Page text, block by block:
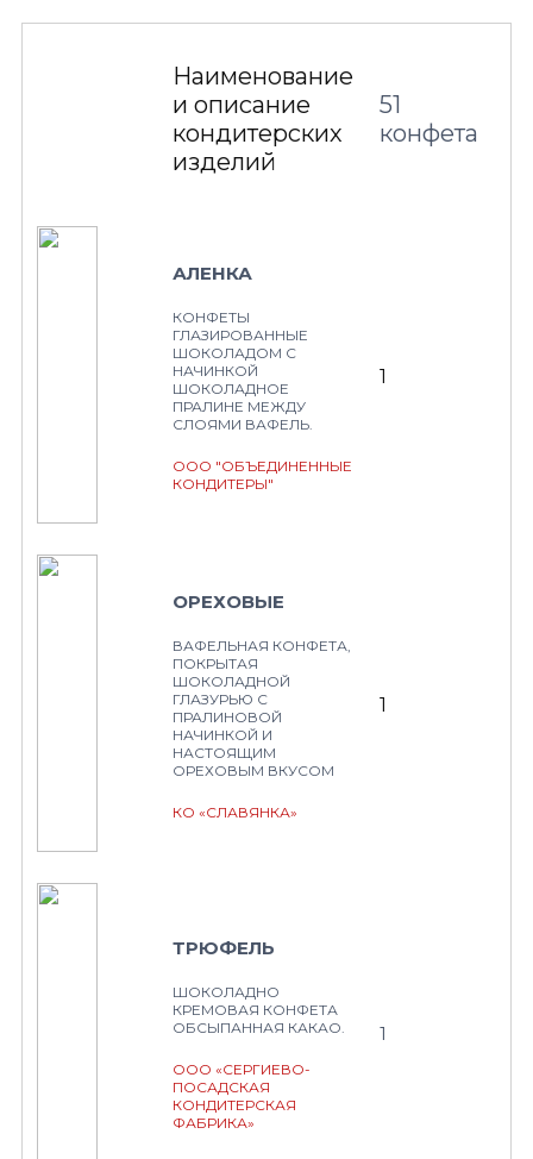
Наименование
и описание
кондитерских
изделий
51
конфета
АЛЕНКА
КОНФЕТЫ
ГЛАЗИРОВАННЫЕ
ШОКОЛАДОМ С
НАЧИНКОЙ
ШОКОЛАДНОЕ
ПРАЛИНЕ МЕЖДУ
СЛОЯМИ ВАФЕЛЬ.
ООО "ОБЪЕДИНЕННЫЕ
КОНДИТЕРЫ"
1
ОРЕХОВЫЕ
ВАФЕЛЬНАЯ КОНФЕТА,
ПОКРЫТАЯ
ШОКОЛАДНОЙ
ГЛАЗУРЬЮ С
ПРАЛИНОВОЙ
НАЧИНКОЙ И
НАСТОЯЩИМ
ОРЕХОВЫМ ВКУСОМ
КО «СЛАВЯНКА»
1
ТРЮФЕЛЬ
ШОКОЛАДНО
КРЕМОВАЯ КОНФЕТА
ОБСЫПАННАЯ КАКАО.
ООО «СЕРГИЕВО-
ПОСАДСКАЯ
КОНДИТЕРСКАЯ
ФАБРИКА»
1